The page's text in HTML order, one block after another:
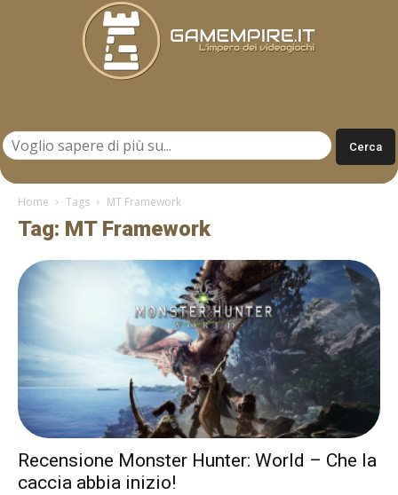
Home Tags MT Framework
Tag: MT Framework
Recensione Monster Hunter: World – Che la
caccia abbia inizio!